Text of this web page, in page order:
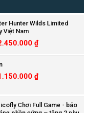
Hunter Wilds Limited
Việt Nam
₫
₫
Chơi Full Game - bảo